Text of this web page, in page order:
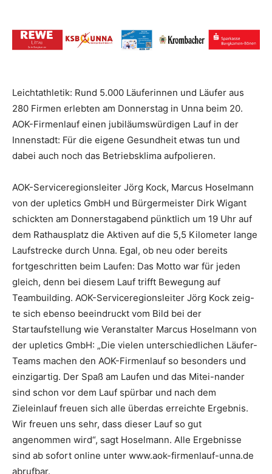
Leichtathletik: Rund 5.000 Läuferinnen und Läufer aus
280 Firmen erlebten am Donnerstag in Unna beim 20.
AOK-Firmenlauf einen jubiläumswürdigen Lauf in der
Innenstadt: Für die eigene Gesundheit etwas tun und
dabei auch noch das Betriebsklima aufpolieren.
AOK-Serviceregionsleiter Jörg Kock, Marcus Hoselmann
von der upletics GmbH und Bürgermeister Dirk Wigant
schickten am Donnerstagabend pünktlich um 19 Uhr auf
dem Rathausplatz die Aktiven auf die 5,5 Kilometer lange
Laufstrecke durch Unna. Egal, ob neu oder bereits
fortgeschritten beim Laufen: Das Motto war für jeden
gleich, denn bei diesem Lauf trifft Bewegung auf
Teambuilding. AOK-Serviceregionsleiter Jörg Kock zeig-
te sich ebenso beeindruckt vom Bild bei der
Startaufstellung wie Veranstalter Marcus Hoselmann von
der upletics GmbH: „Die vielen unterschiedlichen Läufer-
Teams machen den AOK-Firmenlauf so besonders und
einzigartig. Der Spaß am Laufen und das Mitei-nander
sind schon vor dem Lauf spürbar und nach dem
Zieleinlauf freuen sich alle überdas erreichte Ergebnis.
Wir freuen uns sehr, dass dieser Lauf so gut
angenommen wird“, sagt Hoselmann. Alle Ergebnisse
sind ab sofort online unter www.aok-firmenlauf-unna.de
abrufbar.